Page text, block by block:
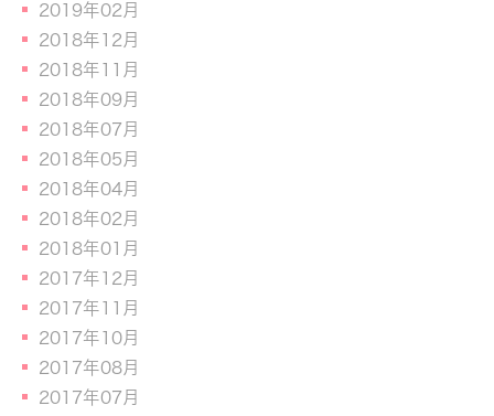
2019年02月
2018年12月
2018年11月
2018年09月
2018年07月
2018年05月
2018年04月
2018年02月
2018年01月
2017年12月
2017年11月
2017年10月
2017年08月
2017年07月